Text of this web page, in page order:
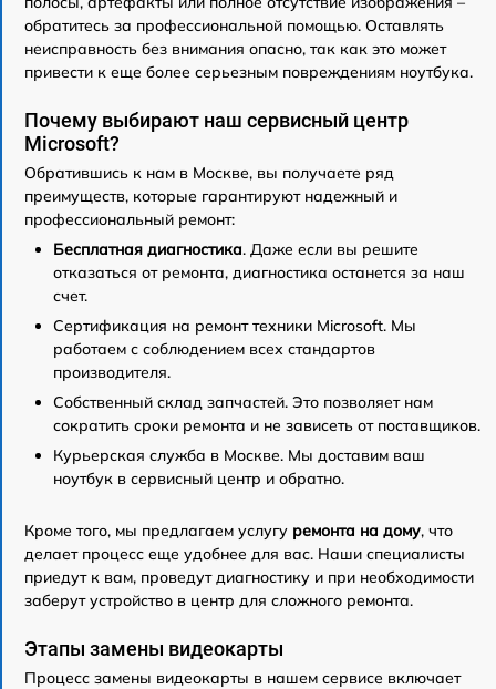
обратитесь за профессиональной помощью. Оставлять
неисправность без внимания опасно, так как это может
привести к еще более серьезным повреждениям ноутбука.
Почему выбирают наш сервисный центр
Microsoft?
Обратившись к нам в Москве, вы получаете ряд
преимуществ, которые гарантируют надежный и
профессиональный ремонт:
Бесплатная диагностика. Даже если вы решите
отказаться от ремонта, диагностика останется за наш
счет.
Сертификация на ремонт техники Microsoft. Мы
работаем с соблюдением всех стандартов
производителя.
Собственный склад запчастей. Это позволяет нам
сократить сроки ремонта и не зависеть от поставщиков.
Курьерская служба в Москве. Мы доставим ваш
ноутбук в сервисный центр и обратно.
Кроме того, мы предлагаем услугу ремонта на дому, что
делает процесс еще удобнее для вас. Наши специалисты
приедут к вам, проведут диагностику и при необходимости
заберут устройство в центр для сложного ремонта.
Этапы замены видеокарты
Процесс замены видеокарты в нашем сервисе включает